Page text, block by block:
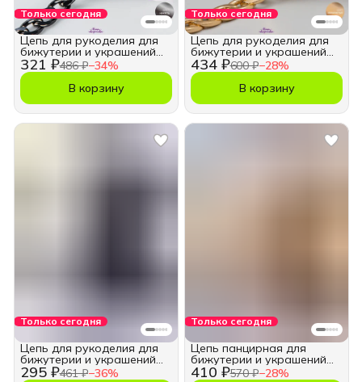
Только сегодня
321 ₽486 ₽−34%
Цепь для рукоделия для
бижутерии и украшений
13*8,5 мм.
В корзину
Только сегодня
434 ₽600 ₽−28%
Цепь для рукоделия для
бижутерии и украшений
13х8,5 мм.
В корзину
Только сегодня
295 ₽461 ₽−36%
Цепь для рукоделия для
бижутерии и украшений
11х16 мм.
Только сегодня
410 ₽570 ₽−28%
Цепь панцирная для
бижутерии и украшений
11х16 мм.